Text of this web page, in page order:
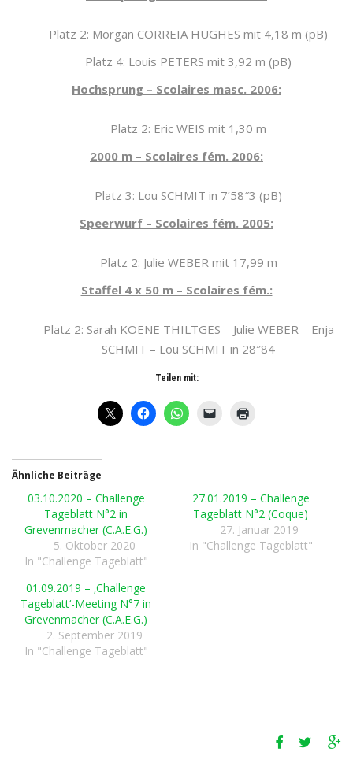
Platz 2: Morgan CORREIA HUGHES mit 4,18 m (pB)
Platz 4: Louis PETERS mit 3,92 m (pB)
Hochsprung – Scolaires masc. 2006:
Platz 2: Eric WEIS mit 1,30 m
2000 m – Scolaires fém. 2006:
Platz 3: Lou SCHMIT in 7’58″3 (pB)
Speerwurf – Scolaires fém. 2005:
Platz 2: Julie WEBER mit 17,99 m
Staffel 4 x 50 m – Scolaires fém.:
Platz 2: Sarah KOENE THILTGES – Julie WEBER – Enja
SCHMIT – Lou SCHMIT in 28″84
Teilen mit:
Ähnliche Beiträge
03.10.2020 – Challenge
Tageblatt N°2 in
Grevenmacher (C.A.E.G.)
5. Oktober 2020
In "Challenge Tageblatt"
27.01.2019 – Challenge
Tageblatt N°2 (Coque)
27. Januar 2019
In "Challenge Tageblatt"
01.09.2019 – ‚Challenge
Tageblatt‘-Meeting N°7 in
Grevenmacher (C.A.E.G.)
2. September 2019
In "Challenge Tageblatt"